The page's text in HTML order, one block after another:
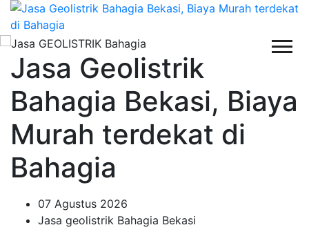
Jasa Geolistrik
Bahagia Bekasi, Biaya
Murah terdekat di
Bahagia
07 Agustus 2026
Jasa geolistrik Bahagia Bekasi